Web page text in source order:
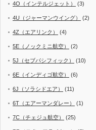
4O（インテルジェット） (3)
4U（ジャーマンウイング） (2)
4Z（エアリンク） (4)
5E（ノックミニ航空） (2)
5J（セブパシフィック） (10)
6E（インディゴ航空） (6)
6J（ソラシドエア） (11)
6T（エアーマンダレー） (1)
7C（チェジュ航空） (25)